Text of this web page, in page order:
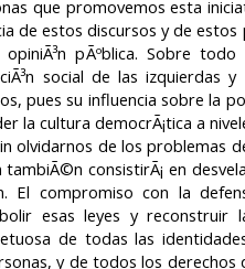
que promovemos esta
de estos discursos y de estos
pÃºblica. Sobre
social de las izquierdas y
pues su influencia sobre la
la cultura democrÃ¡tica a
olvidarnos de los problemas
tambiÃ©n consistirÃ¡ en
El compromiso con la
esas leyes y reconstruir
de todas las
y de todos los derechos